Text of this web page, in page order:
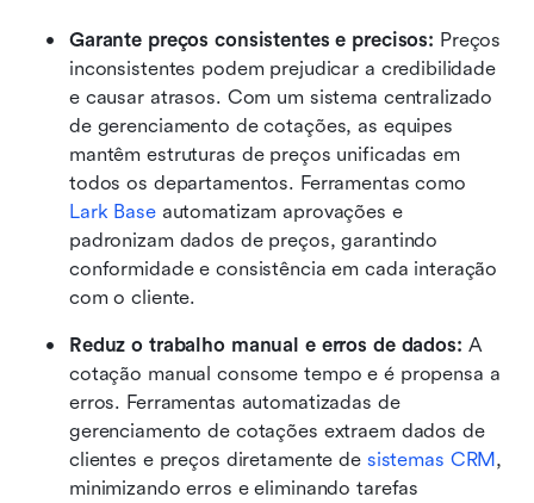
Garante preços consistentes e precisos: Preços
inconsistentes podem prejudicar a credibilidade
e causar atrasos. Com um sistema centralizado
de gerenciamento de cotações, as equipes
mantêm estruturas de preços unificadas em
Lark Base automatizam aprovações e
padronizam dados de preços, garantindo
conformidade e consistência em cada interação
com o cliente.
Reduz o trabalho manual e erros de dados: A
cotação manual consome tempo e é propensa a
erros. Ferramentas automatizadas de
gerenciamento de cotações extraem dados de
clientes e preços diretamente de sistemas CRM,
minimizando erros e eliminando tarefas